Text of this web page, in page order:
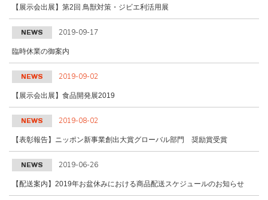
【展示会出展】第2回 鳥獣対策・ジビエ利活用展
NEWS 2019-09-17
臨時休業の御案内
NEWS 2019-09-02
【展示会出展】食品開発展2019
NEWS 2019-08-02
【表彰報告】ニッポン新事業創出大賞グローバル部門 奨励賞受賞
NEWS 2019-06-26
【配送案内】2019年お盆休みにおける商品配送スケジュールのお知らせ